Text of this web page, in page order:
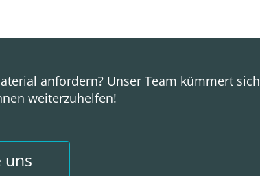
anfordern? Unser Team kümmert sich
weiterzuhelfen!
uns